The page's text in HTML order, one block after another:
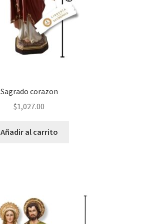
Sagrado corazon
$1,027.00
Añadir al carrito